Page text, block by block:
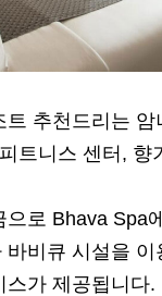
추천드리는 암
트니스 센터, 향
로 Bhava Spa
비큐 시설을 이
스가 제공됩니다.